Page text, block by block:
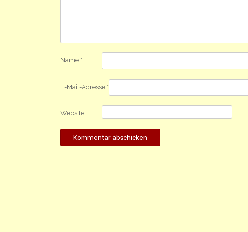
Name *
E-Mail-Adresse *
Website